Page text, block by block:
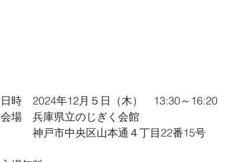
日時　2024年12月５日（木）　13:30～16:20
会場　兵庫県立のじぎく会館
神戸市中央区山本通４丁目22番15号